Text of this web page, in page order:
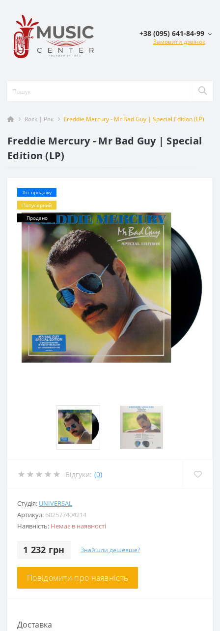
+38 (095) 641-84-99
Замовити дзвінок
Rock | Рок Freddie Mercury - Mr Bad Guy | Special Edition (LP)
Freddie Mercury - Mr Bad Guy | Special
Edition (LP)
Хіт продажу
Популярний
Продано
Відгуки: (0)
Студія: UNIVERSAL
Артикул: 602577404214
Наявність: Немає в наявності
1 232 грн Знайшли дешевше?
Повідомити про наявність
Доставка